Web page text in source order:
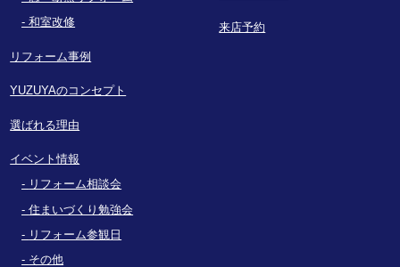
和室改修
リフォーム事例
YUZUYAのコンセプト
選ばれる理由
イベント情報
リフォーム相談会
住まいづくり勉強会
リフォーム参観日
その他
来店予約